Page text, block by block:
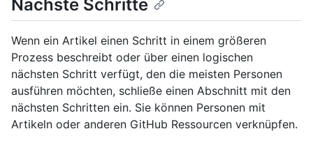
Nächste Schritte
Wenn ein Artikel einen Schritt in einem größeren
Prozess beschreibt oder über einen logischen
nächsten Schritt verfügt, den die meisten Personen
ausführen möchten, schließe einen Abschnitt mit den
nächsten Schritten ein. Sie können Personen mit
Artikeln oder anderen GitHub Ressourcen verknüpfen.